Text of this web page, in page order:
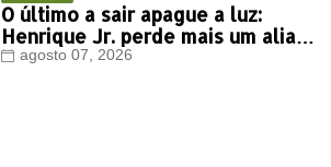
O último a sair apague a luz:
Henrique Jr. perde mais um aliado
em Timon
agosto 07, 2026